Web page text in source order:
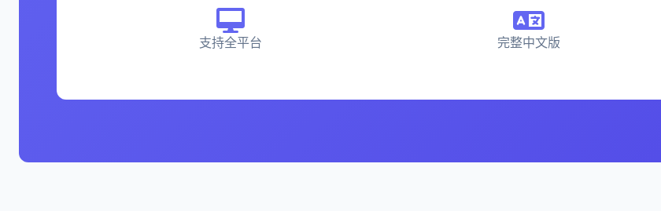
支持全平台 完整中文版